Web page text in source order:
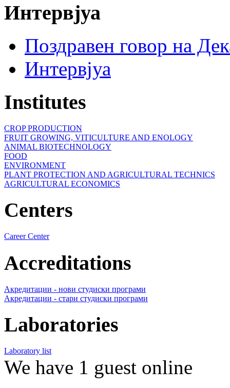
Интервјуа
Поздравен говор на
Интервјуа
Institutes
CROP PRODUCTION
FRUIT GROWING, VITICULTURE AND ENOLOGY
ANIMAL BIOTECHNOLOGY
FOOD
ENVIRONMENT
PLANT PROTECTION AND AGRICULTURAL TECHNICS
AGRICULTURAL ECONOMICS
Centers
Career Center
Accreditations
Акредитации - нови студиски програми
Акредитации - стари студиски програми
Laboratories
Laboratory list
We have 1 guest online